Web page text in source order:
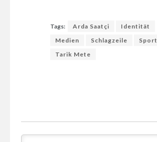
Tags: Arda Saatçi
Identität
Medien
Schlagzeile
Sport
Tarik Mete